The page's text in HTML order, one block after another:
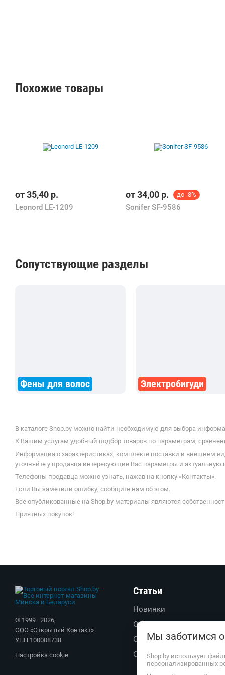
Похожие товары
от35,40 р.
Leonord LE-1209
от34,00 р. до -8%
Sonifer SF-9586
Сопутствующие разделы
Фены для волос Электробигуди
В каталоге Shop.by можно найти необходимую для выбора
К Вашим услугам удобный подбор товаров по параметрам,
Информация о характеристиках, комплекте поставки и внешнем
уточняйте у продавца интересующие Вас параметры и актуальную
Телефоны продавца можно узнать, нажав на кнопку «Контакты».
Если Вы заметили ошибку, сообщите нам об этом.
Все опубликованные на Shop.by материалы являются
Приятных покупок!
Статьи
Новинки
Обзоры
Советы
Обратите внимание
© 1999–2026,
ООО «Открытый Контакт»
УНП 100008738
Настройка cookie
Мы заботимся
Shop.by использует
персонализированных